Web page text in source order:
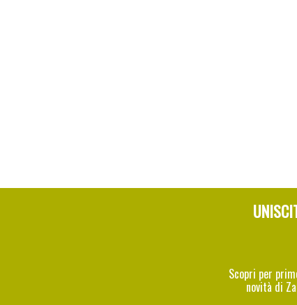
Scopri per
novità di